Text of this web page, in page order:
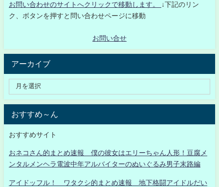
お問い合わせのサイトへクリックで移動します。
↓下記のリン
ク、ボタンを押すと問い合わせページに移動
お問い合せ
アーカイブ
おすすめ～ん
おすすめサイト
おネコさん的まとめ速報 僕の彼女はエリーちゃん人形！豆腐メ
ンタルメンヘラ電波中年アルバイターのぬいぐるみ男子末路編
アイドッフル！ ワタクシ的まとめ速報 地下格闘アイドルだい